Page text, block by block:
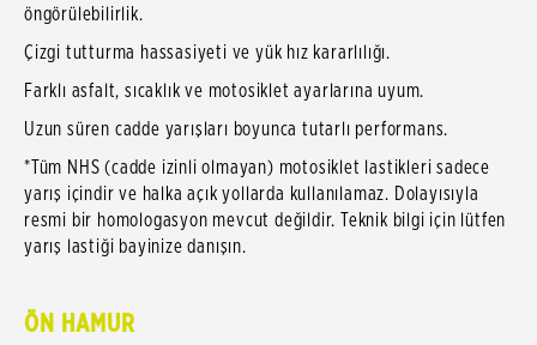
öngörülebilirlik.
Çizgi tutturma hassasiyeti ve yük hız kararlılığı.
Farklı asfalt, sıcaklık ve motosiklet ayarlarına uyum.
Uzun süren cadde yarışları boyunca tutarlı performans.
*Tüm NHS (cadde izinli olmayan) motosiklet lastikleri sadece
yarış içindir ve halka açık yollarda kullanılamaz. Dolayısıyla
resmi bir homologasyon mevcut değildir. Teknik bilgi için lütfen
yarış lastiği bayinize danışın.
ÖN HAMUR